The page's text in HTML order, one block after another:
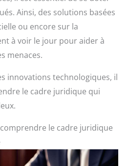
Ainsi, des solutions basées
ou encore sur la
à voir le jour pour aider à
menaces.
innovations technologiques, il
le cadre juridique qui
le cadre juridique